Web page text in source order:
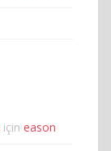
için eason